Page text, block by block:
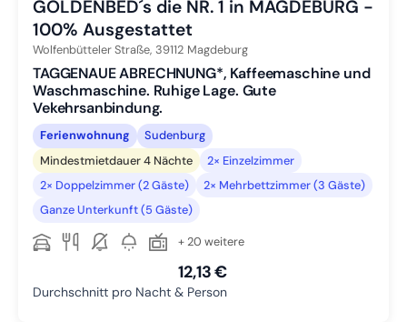
GOLDENBED´s die NR. 1 in MAGDEBURG -
100% Ausgestattet
Wolfenbütteler Straße, 39112 Magdeburg
TAGGENAUE ABRECHNUNG*, Kaffeemaschine und
Waschmaschine. Ruhige Lage. Gute
Vekehrsanbindung.
Ferienwohnung
Sudenburg
Mindestmietdauer 4 Nächte
2× Einzelzimmer
2× Doppelzimmer (2 Gäste)
2× Mehrbettzimmer (3 Gäste)
Ganze Unterkunft (5 Gäste)
+ 20 weitere
12,13 €
Durchschnitt pro Nacht & Person